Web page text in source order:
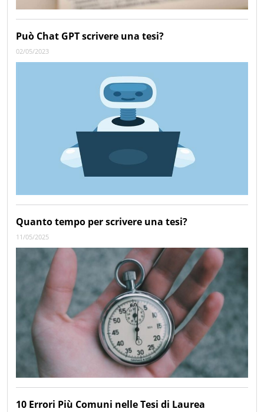
Può Chat GPT scrivere una tesi?
02/05/2023
Quanto tempo per scrivere una tesi?
11/05/2025
10 Errori Più Comuni nelle Tesi di Laurea